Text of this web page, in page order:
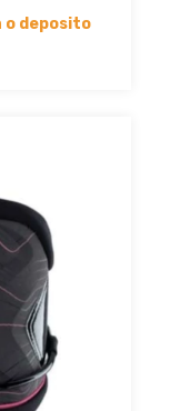
deposito